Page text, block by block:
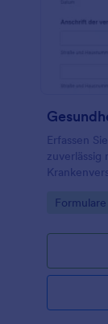
Erfassen
zuverlässig
und
Go to